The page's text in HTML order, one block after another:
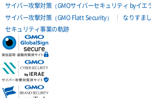
サイバー攻撃対策（GMOサイバーセキュリティ byイエ
サイバー攻撃対策（GMO Flatt Security）
なりすま
セキュリティ事業の軌跡